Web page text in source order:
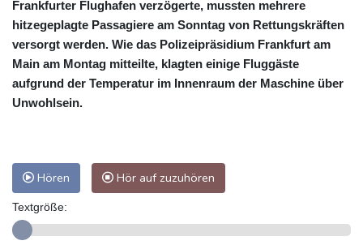
Frankfurter Flughafen verzögerte, mussten mehrere
hitzegeplagte Passagiere am Sonntag von Rettungskräften
versorgt werden. Wie das Polizeipräsidium Frankfurt am
Main am Montag mitteilte, klagten einige Fluggäste
aufgrund der Temperatur im Innenraum der Maschine über
Unwohlsein.
Hören Hör auf zuzuhören
Textgröße: